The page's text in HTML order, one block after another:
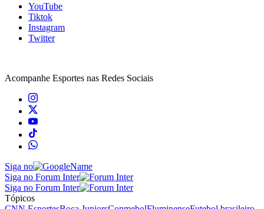
YouTube
Tiktok
Instagram
Twitter
Acompanhe Esportes nas Redes Sociais
Siga no
Siga no Forum Inter
Siga no Forum Inter
Tópicos